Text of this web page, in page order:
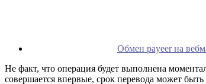
Обмен payeer на
Не факт, что операция будет выполнена
совершается впервые, срок перевода может